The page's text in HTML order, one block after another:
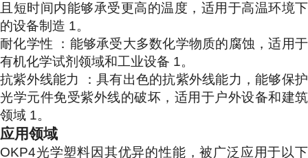
且短时间内能够承受更高的温度，适用于高温环境下
的设备制造 1。
耐化学性 ：能够承受大多数化学物质的腐蚀，适用于
有机化学试剂领域和工业设备 1。
抗紫外线能力 ：具有出色的抗紫外线能力，能够保护
光学元件免受紫外线的破坏，适用于户外设备和建筑
领域 1。
应用领域
OKP4光学塑料因其优异的性能，被广泛应用于以下